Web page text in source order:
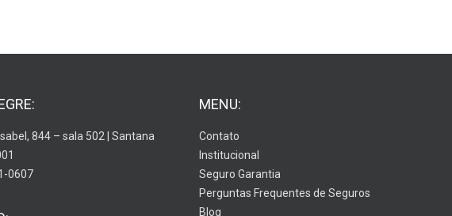
844 – sala 502 | Santana
0607
MENU:
Contato
Institucional
Seguro Garantia
Perguntas Frequentes de Seguros
Blog